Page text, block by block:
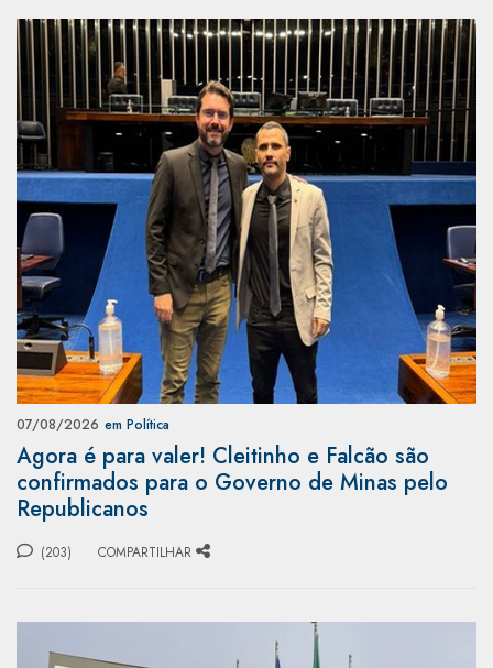
07/08/2026 em Política
Agora é para valer! Cleitinho e Falcão são
confirmados para o Governo de Minas pelo
Republicanos
(203) COMPARTILHAR